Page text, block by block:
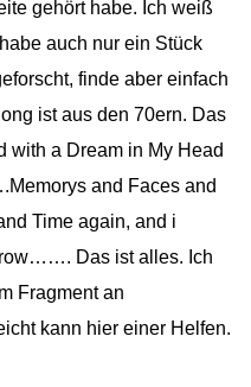
gehört habe. Ich weiß
auch nur ein Stück
finde aber einfach
ist aus den 70ern. Das
a Dream in My Head
and Faces and
Time again, and i
Das ist alles. Ich
Fragment an
kann hier einer Helfen.